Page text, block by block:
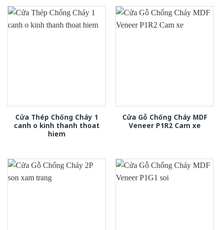
Cửa Thép Chống Cháy 1
canh o kinh thanh thoat
hiem
Cửa Gỗ Chống Cháy MDF
Veneer P1R2 Cam xe